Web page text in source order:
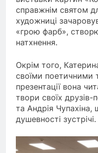
справжнім святом
художниці
«грою фарб»,
натхнення.
Окрім того,
своїми поетичними
презентації вона
твори своїх друзів-
та Андрія
душевності зустрічі.